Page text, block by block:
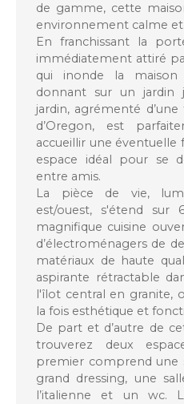
de gamme, cette
environnement calme et
En franchissant la
immédiatement attiré
qui inonde la maison
donnant sur un jardin
jardin, agrémenté
d’Oregon, est
accueillir une éventuelle
espace idéal pour se
entre amis.
La pièce de vie,
est/ouest, s'étend
magnifique cuisine
d’électroménagers de
matériaux de haute
aspirante rétractable
l'îlot central en granite,
la fois esthétique et
De part et d’autre de
trouverez deux
premier comprend une
grand dressing, une
l’italienne et un wc.